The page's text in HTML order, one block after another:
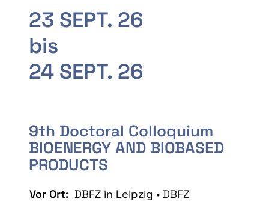
23 SEPT. 26
bis
24 SEPT. 26
9th Doctoral Colloquium
BIOENERGY AND BIOBASED
PRODUCTS
Vor Ort: DBFZ in Leipzig • DBFZ